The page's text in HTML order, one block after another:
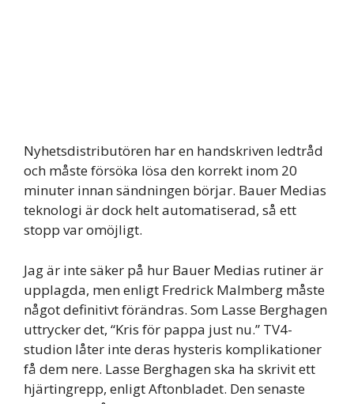
Nyhetsdistributören har en handskriven ledtråd
och måste försöka lösa den korrekt inom 20
minuter innan sändningen börjar. Bauer Medias
teknologi är dock helt automatiserad, så ett
stopp var omöjligt.
Jag är inte säker på hur Bauer Medias rutiner är
upplagda, men enligt Fredrick Malmberg måste
något definitivt förändras. Som Lasse Berghagen
uttrycker det, “Kris för pappa just nu.” TV4-
studion låter inte deras hysteris komplikationer
få dem nere. Lasse Berghagen ska ha skrivit ett
hjärtingrepp, enligt Aftonbladet. Den senaste